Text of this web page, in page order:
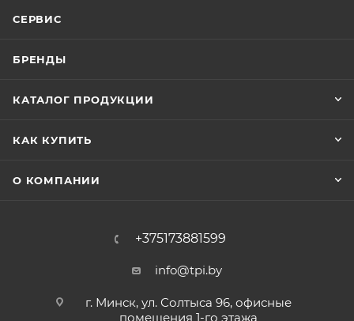
СЕРВИС
БРЕНДЫ
КАТАЛОГ ПРОДУКЦИИ
КАК КУПИТЬ
О КОМПАНИИ
+375173881599
info@tpi.by
г. Минск, ул. Солтыса 96, офисные
помещения 1-го этажа